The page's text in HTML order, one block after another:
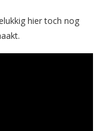
hier toch nog